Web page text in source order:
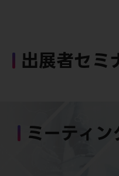
出展者セミ
ミーティ